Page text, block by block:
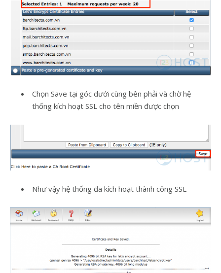
Chọn Save tại góc dưới cùng bên phải và chờ hệ
thống kích hoạt SSL cho tên miền được chọn
Như vậy hệ thống đã kích hoạt thành công SSL